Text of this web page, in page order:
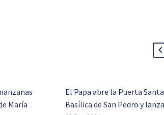
María
El Papa abre la Puerta
Basílica de San Pedro y